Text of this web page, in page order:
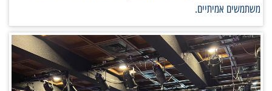
משתמשים אמיתיים.